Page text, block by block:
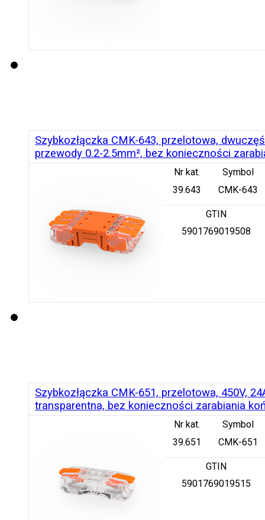
Szybkozłączka CMK-643, przelotowa,
przewody 0.2-2.5mm², bez konieczności
Nr kat.
Symbol
39.643
CMK-643
GTIN
5901769019508
Szybkozłączka CMK-651, przelotowa, 450V,
transparentna, bez konieczności zarabiania
Nr kat.
Symbol
39.651
CMK-651
GTIN
5901769019515